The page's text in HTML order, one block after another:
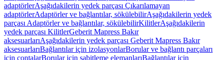
adaptörlerAşağıdakilerin yedek parçası Çıkarılamayan
adaptörlerAdaptörler ve bağlantılar, sökülebilirAşağıdakilerin yedek
parçası Adaptörler ve bağlantılar, sökülebilirKilitlerAşağıdakilerin
yedek parçası KilitlerGeberit Mapress Bakır
aksesuarlarıAşağıdakilerin yedek parçası Geberit Mapress Bakır
aksesuarlarıBağlantılar için izolasyonlarBorular ve bağlantı parçaları
için contalarBorular için sabitleme elemanlarıBağlantılar için